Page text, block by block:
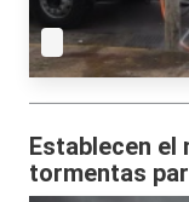
Establecen el
tormentas